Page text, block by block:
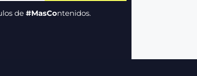
de #MasContenidos.